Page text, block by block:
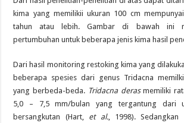
kima yang memilikii ukuran 100 cm
tahun atau lebih. Gambar di bawah ini
pertumbuhan untuk beberapa jenis kima hasil
Dari hasil monitoring restoking kima yang
beberapa spesies dari genus Tridacna
yang berbeda-beda. Tridacna derasmemiliki
5,0 – 7,5 mm/bulan yang tergantung dari
bersangkutan (Hart, et al., 1998).